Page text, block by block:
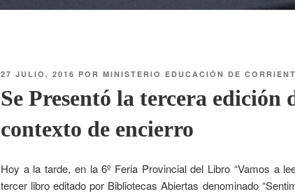
27 JULIO, 2016 POR MINISTERIO EDUCACIÓN DE
Se Presentó la tercera edición
contexto de encierro
Hoy a la tarde, en la 6º Feria Provincial del Libro “Vamos a
tercer libro editado por Bibliotecas Abiertas denominado